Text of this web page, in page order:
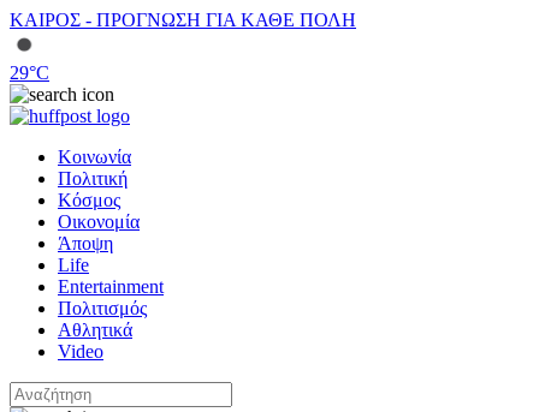
ΚΑΙΡΟΣ - ΠΡΟΓΝΩΣΗ ΓΙΑ ΚΑΘΕ ΠΟΛΗ
29°C
Κοινωνία
Πολιτική
Κόσμος
Οικονομία
Άποψη
Life
Entertainment
Πολιτισμός
Αθλητικά
Video